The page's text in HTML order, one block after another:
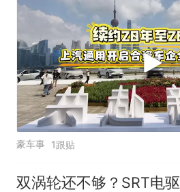
豪车事 1跟贴
双涡轮还不够？SRT电驱